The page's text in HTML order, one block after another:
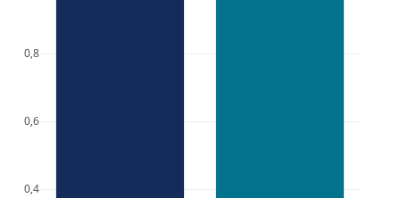
0,4
0,6
0,8